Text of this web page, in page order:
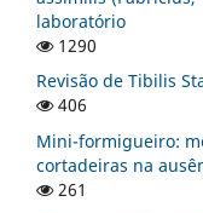
laboratório
1290
Revisão de Tibilis
406
Mini-formigueiro:
cortadeiras na
261